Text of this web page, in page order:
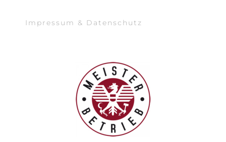
Impressum & Datenschutz